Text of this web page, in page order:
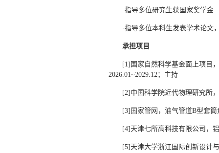
·指导多位研究生获国家奖学金
·指导多位本科生发表学术论文
承担项目
[1]国家自然科学基金面上项目
2026.01~2029.12；主持
[2]中国科学院近代物理研究所
[3]国家管网，油气管道B型套筒
[4]天津七所高科技有限公司，
[5]天津大学浙江国际创新设计